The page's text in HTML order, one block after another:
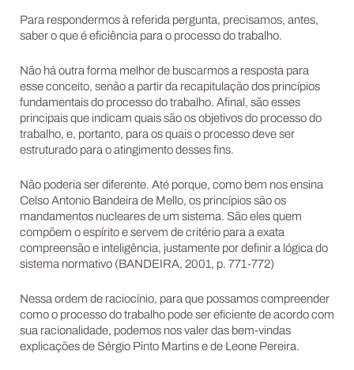
Para respondermos à referida pergunta, precisamos, antes,
saber o que é eficiência para o processo do trabalho.
Não há outra forma melhor de buscarmos a resposta para
esse conceito, senão a partir da recapitulação dos princípios
fundamentais do processo do trabalho. Afinal, são esses
principais que indicam quais são os objetivos do processo do
trabalho, e, portanto, para os quais o processo deve ser
estruturado para o atingimento desses fins.
Não poderia ser diferente. Até porque, como bem nos ensina
Celso Antonio Bandeira de Mello, os princípios são os
mandamentos nucleares de um sistema. São eles quem
compõem o espírito e servem de critério para a exata
compreensão e inteligência, justamente por definir a lógica do
sistema normativo (BANDEIRA, 2001, p. 771-772)
Nessa ordem de raciocínio, para que possamos compreender
como o processo do trabalho pode ser eficiente de acordo com
sua racionalidade, podemos nos valer das bem-vindas
explicações de Sérgio Pinto Martins e de Leone Pereira.